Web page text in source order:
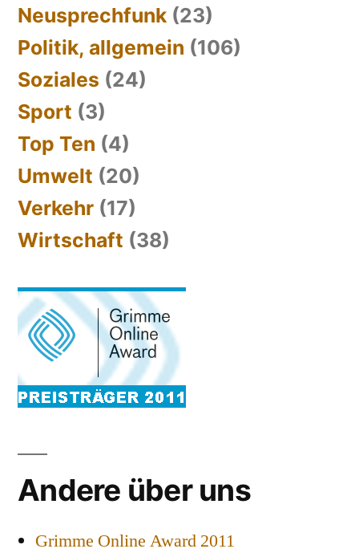
Neusprechfunk (23)
Politik, allgemein (106)
Soziales (24)
Sport (3)
Top Ten (4)
Umwelt (20)
Verkehr (17)
Wirtschaft (38)
Andere über uns
Grimme Online Award 2011